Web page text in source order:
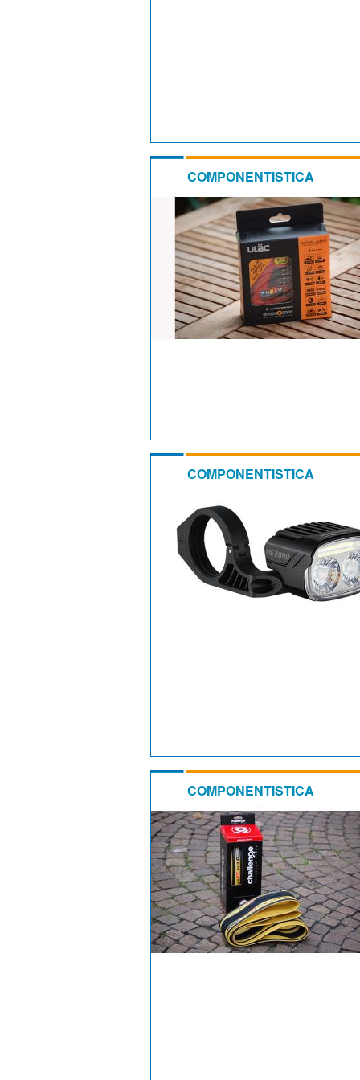
COMPONENTISTICA
COMPONENTISTICA
COMPONENTISTICA